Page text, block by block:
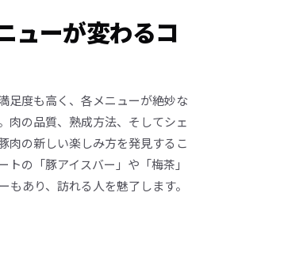
ューが変わるコ
足度も高く、各メニューが絶妙な
肉の品質、熟成方法、そしてシェ
肉の新しい楽しみ方を発見するこ
トの「豚アイスバー」や「梅茶」
もあり、訪れる人を魅了します。